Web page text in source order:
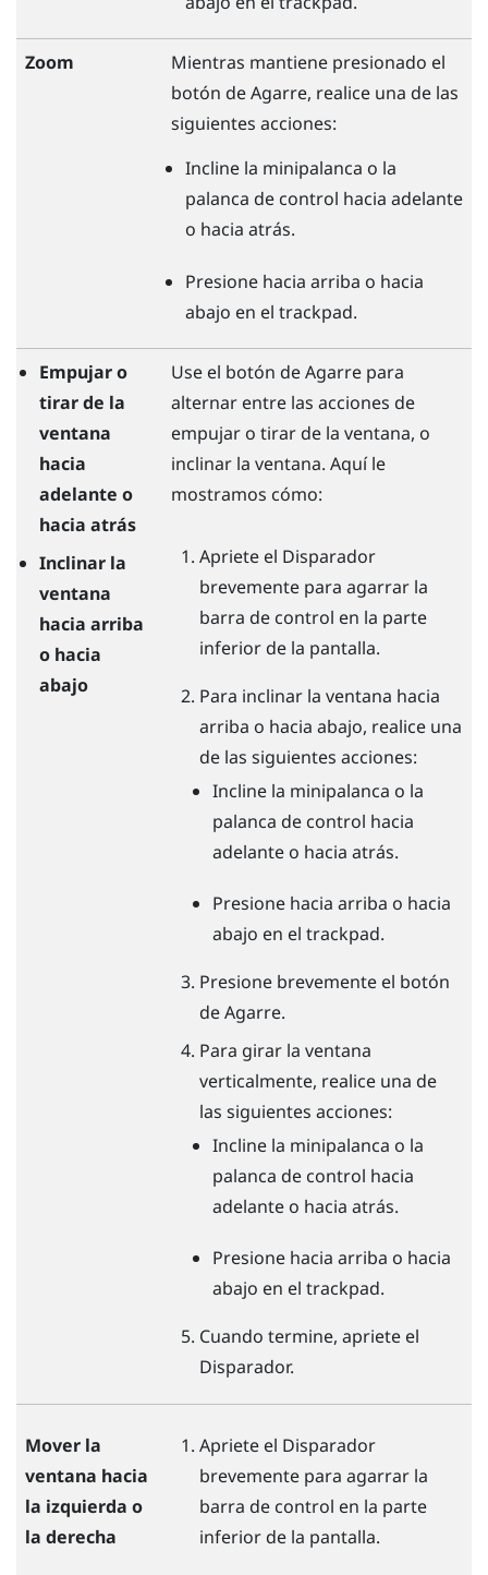
Zoom
Mientras mantiene presionado el
botón deAgarre, realice una de las
siguientes acciones:
Incline la minipalanca o la
palanca de control hacia adelante
o hacia atrás.
Presione hacia arriba o hacia
abajo en el trackpad.
Empujar o
tirar de la
ventana
hacia
adelante o
hacia atrás
Inclinar la
ventana
hacia arriba
o hacia
abajo
Use el botón deAgarre para
alternar entre las acciones de
empujar o tirar de la ventana, o
inclinar la ventana. Aquí le
mostramos cómo:
Apriete el Disparador
brevemente para agarrar la
barra de control en la parte
inferior de la pantalla.
Para inclinar la ventana hacia
arriba o hacia abajo, realice una
de las siguientes acciones:
Incline la minipalanca o la
palanca de control hacia
adelante o hacia atrás.
Presione hacia arriba o hacia
abajo en el trackpad.
Presione brevemente el botón
deAgarre.
Para girar la ventana
verticalmente, realice una de
las siguientes acciones:
Incline la minipalanca o la
palanca de control hacia
adelante o hacia atrás.
Presione hacia arriba o hacia
abajo en el trackpad.
Cuando termine, apriete el
Disparador.
Mover la
ventana hacia
la izquierda o
la derecha
Apriete el Disparador
brevemente para agarrar la
barra de control en la parte
inferior de la pantalla.